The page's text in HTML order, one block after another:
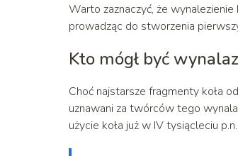
Warto zaznaczyć, że
prowadząc do stworzenia
Kto mógł być
Choć najstarsze fragmenty koła
uznawani za twórców tego
użycie koła już w IV tysiącleciu